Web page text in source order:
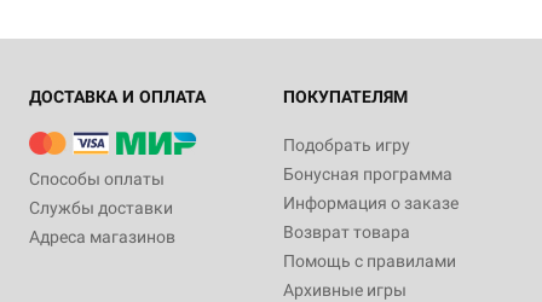
ДОСТАВКА И ОПЛАТА
Способы оплаты
Службы доставки
Адреса магазинов
ПОКУПАТЕЛЯМ
Подобрать игру
Бонусная программа
Информация о заказе
Возврат товара
Помощь с правилами
Архивные игры